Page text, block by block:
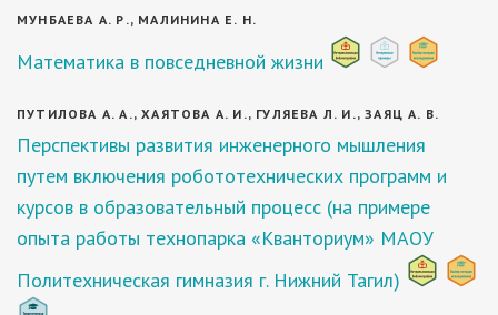
МУНБАЕВА А. Р., МАЛИНИНА Е. Н.
Математика в повседневной жизни
ПУТИЛОВА А. А., ХАЯТОВА А. И., ГУЛЯЕВА Л. И., ЗАЯЦ А. В.
Перспективы развития инженерного мышления
путем включения робототехнических программ и
курсов в образовательный процесс (на примере
опыта работы технопарка «Кванториум» МАОУ
Политехническая гимназия г. Нижний Тагил)